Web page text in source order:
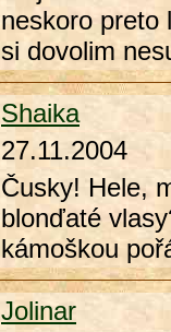
neskoro preto
si dovolim
Shaika
27.11.2004
Čusky! Hele,
blonďaté
kámoškou
Jolinar